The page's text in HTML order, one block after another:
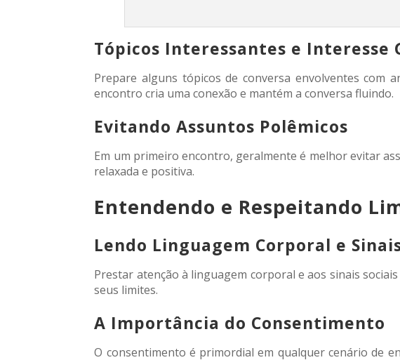
Tópicos Interessantes e Interesse
Prepare alguns tópicos de conversa envolventes com
encontro cria uma conexão e mantém a conversa fluindo.
Evitando Assuntos Polêmicos
Em um primeiro encontro, geralmente é melhor evitar
relaxada e positiva.
Entendendo e Respeitando
Lendo Linguagem Corporal e
Prestar atenção à linguagem corporal e aos sinais
seus limites.
A Importância do Consentimento
O consentimento é primordial em qualquer cenário de